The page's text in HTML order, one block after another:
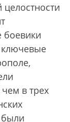
целостности
боевики
ключевые
в трех
были